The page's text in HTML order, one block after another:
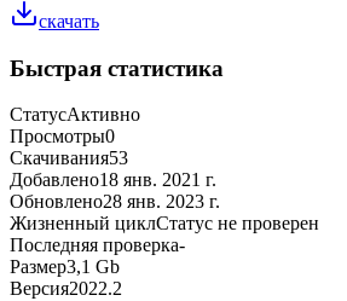
скачать
Быстрая статистика
СтатусАктивно
Просмотры0
Скачивания53
Добавлено18 янв. 2021 г.
Обновлено28 янв. 2023 г.
Жизненный циклСтатус не проверен
Последняя проверка-
Размер3,1 Gb
Версия2022.2